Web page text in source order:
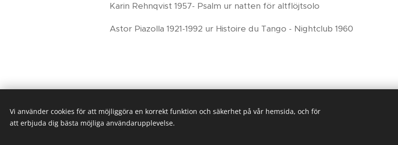
Karin Rehnqvist 1957- Psalm ur natten för altflöjtsolo
Astor Piazolla 1921-1992 ur Histoire du Tango - Nightclub 1960
© 2024Grappa Musik
Vi använder cookies för att möjliggöra en korrekt funktion och säkerhet på vår hemsida, och för
att erbjuda dig bästa möjliga användarupplevelse.